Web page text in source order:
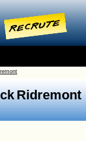
Ridremont